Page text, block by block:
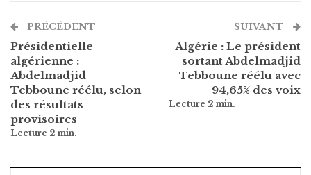
PRÉCÉDENT
Présidentielle
algérienne :
Abdelmadjid
Tebboune réélu, selon
des résultats
provisoires
SUIVANT
Algérie : Le président
sortant Abdelmadjid
Tebboune réélu avec
94,65% des voix